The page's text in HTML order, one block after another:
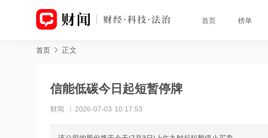
首页 榜单
首页 正文
信能低碳今日起短暂停牌
财闻 2026-07-03 10:17:53